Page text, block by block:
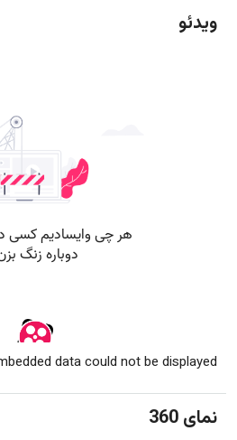
ویدئو
data could not be displayed.
نمای 360